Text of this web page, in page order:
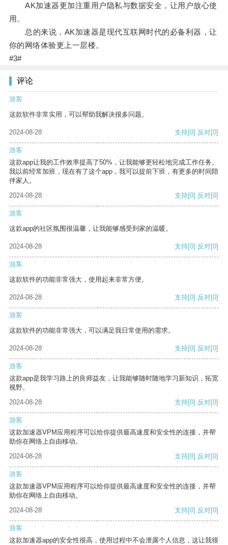
AK加速器更加注重用户隐私与数据安全，让用户放心使
用。
总的来说，AK加速器是现代互联网时代的必备利器，让
你的网络体验更上一层楼。
#3#
评论
游客
这款软件非常实用，可以帮助我解决很多问题。
2024-08-28 支持[0] 反对[0]
游客
这款app让我的工作效率提高了50%，让我能够更轻松地完成工作任务。
我以前经常加班，现在有了这个app，我可以提前下班，有更多的时间陪
伴家人。
2024-08-28
支持[0] 反对[0]
游客
这款app的社区氛围很温馨，让我能够感受到家的温暖。
2024-08-28 支持[0] 反对[0]
游客
这款软件的功能非常强大，使用起来非常方便。
2024-08-28 支持[0] 反对[0]
游客
这款软件的功能非常强大，可以满足我日常使用的需求。
2024-08-28 支持[0] 反对[0]
游客
这款app是我学习路上的良师益友，让我能够随时随地学习新知识，拓宽
视野。
2024-08-28
支持[0] 反对[0]
游客
这款加速器VPM应用程序可以给你提供最高速度和安全性的连接，并帮
助你在网络上自由移动。
2024-08-28
支持[0] 反对[0]
游客
这款加速器VPM应用程序可以给你提供最高速度和安全性的连接，并帮
助你在网络上自由移动。
2024-08-28
支持[0] 反对[0]
游客
这款加速器app的安全性很高，使用过程中不会泄露个人信息，这让我很